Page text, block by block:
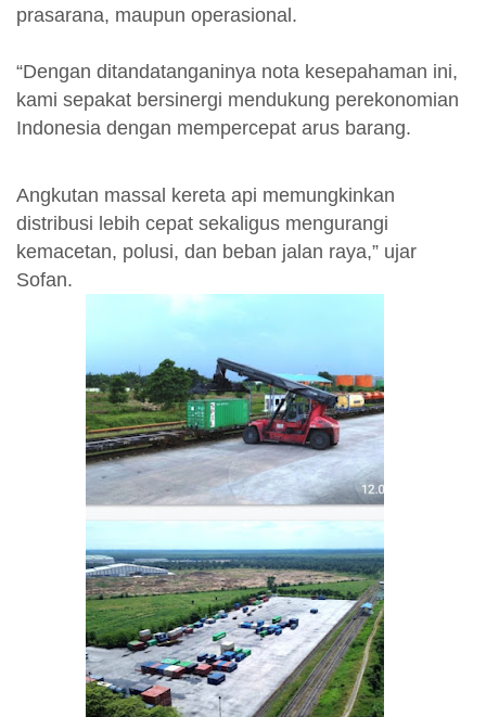
prasarana, maupun operasional.
“Dengan ditandatanganinya nota kesepahaman ini,
kami sepakat bersinergi mendukung perekonomian
Indonesia dengan mempercepat arus barang.
Angkutan massal kereta api memungkinkan
distribusi lebih cepat sekaligus mengurangi
kemacetan, polusi, dan beban jalan raya,” ujar
Sofan.